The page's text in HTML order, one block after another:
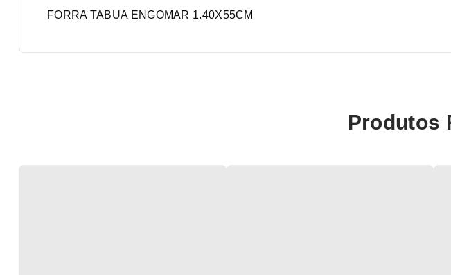
FORRA TABUA ENGOMAR 1.40X55CM
Produtos